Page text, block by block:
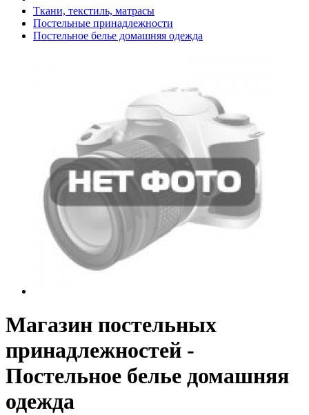
Ткани, текстиль, матрасы
Постельные принадлежности
Постельное белье домашняя одежда
Магазин постельных
принадлежностей -
Постельное белье домашняя
одежда